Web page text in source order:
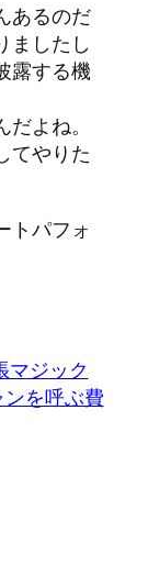
あるのだ
ましたし
露する機
よね。
てやりた
トパフォ
マジック
を呼ぶ費